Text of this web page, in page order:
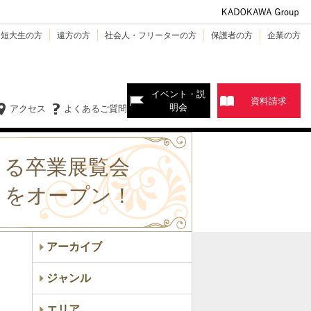
大生の方 遠方の方 社会人・フリーターの方 保護者の方 企業の方
よくあるご質問
アクセス
イベント・説
明会
資料請求
卒業展覧会
オープン！
アーカイブ
ジャンル